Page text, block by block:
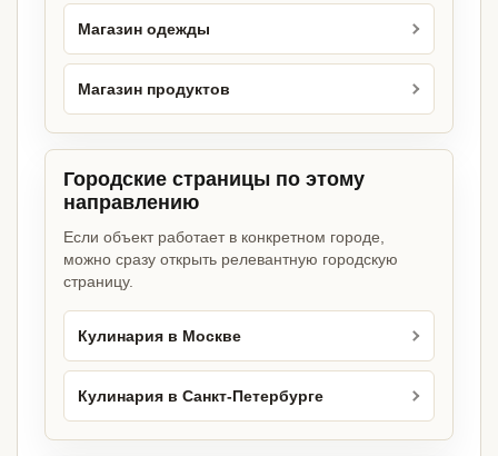
Магазин одежды
Магазин продуктов
Городские страницы по этому
направлению
Если объект работает в конкретном городе,
можно сразу открыть релевантную городскую
страницу.
Кулинария в Москве
Кулинария в Санкт-Петербурге